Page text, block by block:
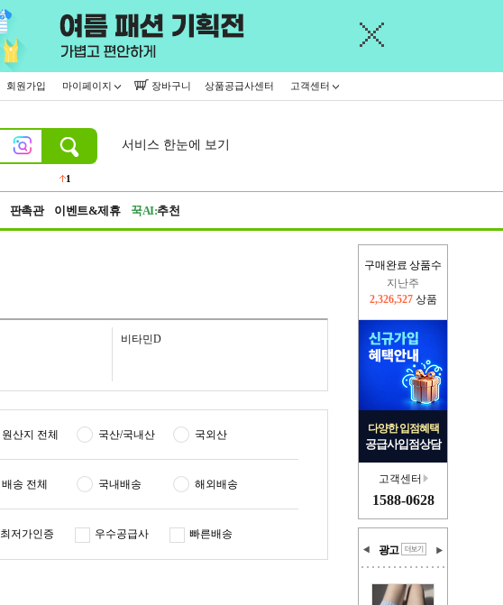
회원가입 마이페이지 장바구니 상품공급사센터 고객센터
1
서비스 한눈에 보기
판촉관 이벤트&제휴 꾹AI:추천
구매완료 상품수
지난주
2,326,527 상품
다양한 입점혜택
공급사입점상담
고객센터
1588-0628
광고
비타민D
원산지 전체 국산/국내산 국외산
배송 전체 국내배송 해외배송
최저가인증 우수공급사 빠른배송